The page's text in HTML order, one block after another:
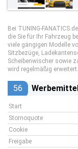
Bei TUNING-
die Sie für Ihr Fahrzeug
viele gängigen Modelle
Sitzbezüge,
Scheibenwischer sowie
wird regelmäßig
56
Start
Stornoquote
Cookie
Freigabe